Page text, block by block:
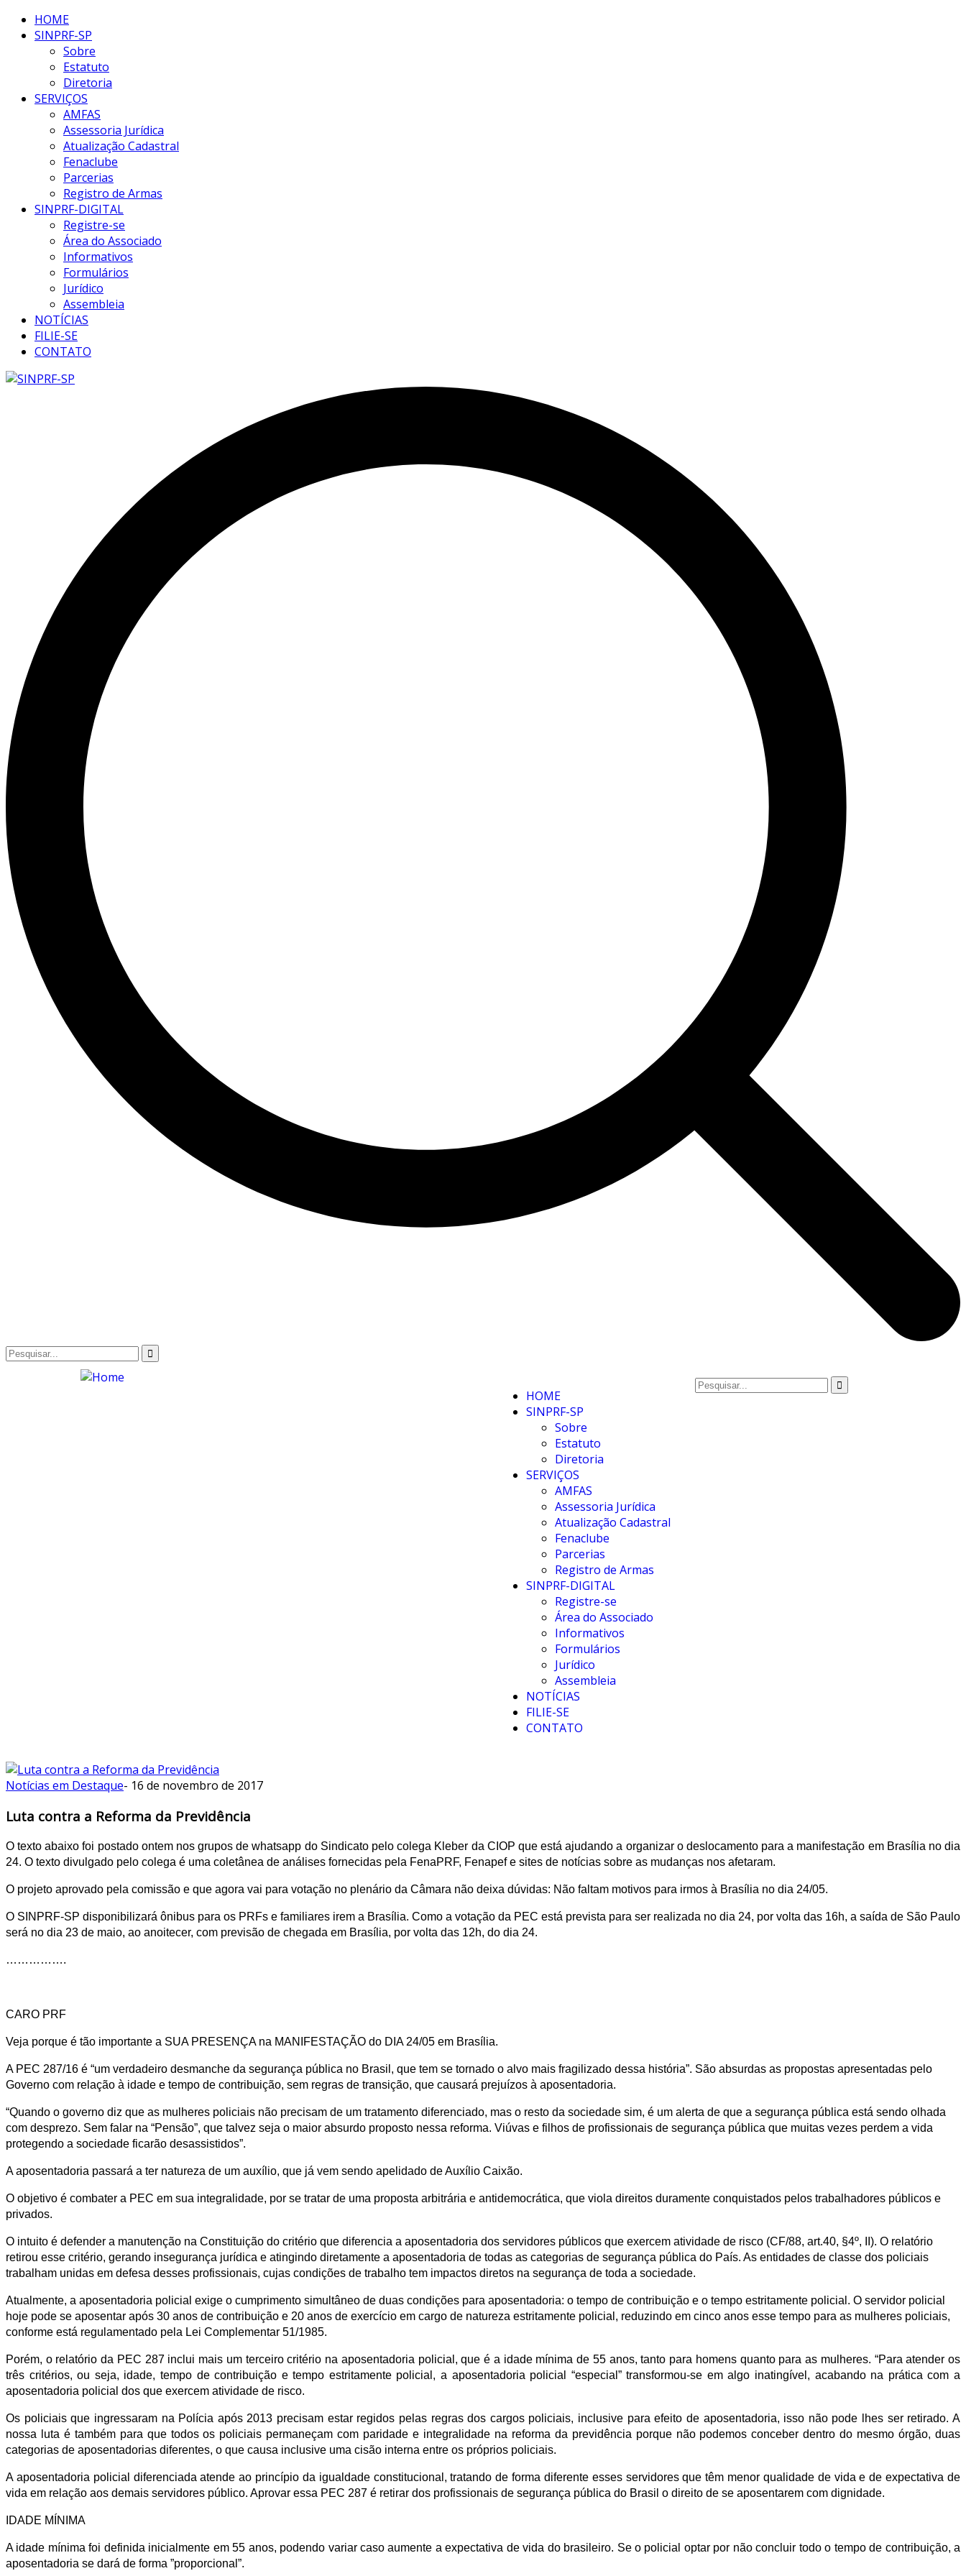
HOME
SINPRF-SP
Sobre
Estatuto
Diretoria
SERVIÇOS
AMFAS
Assessoria Jurídica
Atualização Cadastral
Fenaclube
Parcerias
Registro de Armas
SINPRF-DIGITAL
Registre-se
Área do Associado
Informativos
Formulários
Jurídico
Assembleia
NOTÍCIAS
FILIE-SE
CONTATO
HOME
SINPRF-SP
Sobre
Estatuto
Diretoria
SERVIÇOS
AMFAS
Assessoria Jurídica
Atualização Cadastral
Fenaclube
Parcerias
Registro de Armas
SINPRF-DIGITAL
Registre-se
Área do Associado
Informativos
Formulários
Jurídico
Assembleia
NOTÍCIAS
FILIE-SE
CONTATO
Notícias em Destaque- 16 de novembro de 2017
Luta contra a Reforma da Previdência
O texto abaixo foi postado ontem nos grupos de whatsapp do Sindicato pelo colega Kleber da CIOP que está ajudando a organizar o deslocamento para a manifestação em Brasília no dia
24. O texto divulgado pelo colega é uma coletânea de análises fornecidas pela FenaPRF, Fenapef e sites de notícias sobre as mudanças nos afetaram.
O projeto aprovado pela comissão e que agora vai para votação no plenário da Câmara não deixa dúvidas: Não faltam motivos para irmos à Brasília no dia 24/05.
O SINPRF-SP disponibilizará ônibus para os PRFs e familiares irem a Brasília. Como a votação da PEC está prevista para ser realizada no dia 24, por volta das 16h, a saída de São Paulo
será no dia 23 de maio, ao anoitecer, com previsão de chegada em Brasília, por volta das 12h, do dia 24.
…………….
CARO PRF
Veja porque é tão importante a SUA PRESENÇA na MANIFESTAÇÃO do DIA 24/05 em Brasília.
A PEC 287/16 é “um verdadeiro desmanche da segurança pública no Brasil, que tem se tornado o alvo mais fragilizado dessa história”. São absurdas as propostas apresentadas pelo
Governo com relação à idade e tempo de contribuição, sem regras de transição, que causará prejuízos à aposentadoria.
“Quando o governo diz que as mulheres policiais não precisam de um tratamento diferenciado, mas o resto da sociedade sim, é um alerta de que a segurança pública está sendo olhada
com desprezo. Sem falar na “Pensão”, que talvez seja o maior absurdo proposto nessa reforma. Viúvas e filhos de profissionais de segurança pública que muitas vezes perdem a vida
protegendo a sociedade ficarão desassistidos”.
A aposentadoria passará a ter natureza de um auxílio, que já vem sendo apelidado de Auxílio Caixão.
O objetivo é combater a PEC em sua integralidade, por se tratar de uma proposta arbitrária e antidemocrática, que viola direitos duramente conquistados pelos trabalhadores públicos e
privados.
O intuito é defender a manutenção na Constituição do critério que diferencia a aposentadoria dos servidores públicos que exercem atividade de risco (CF/88, art.40, §4º, II). O relatório
retirou esse critério, gerando insegurança jurídica e atingindo diretamente a aposentadoria de todas as categorias de segurança pública do País. As entidades de classe dos policiais
trabalham unidas em defesa desses profissionais, cujas condições de trabalho tem impactos diretos na segurança de toda a sociedade.
Atualmente, a aposentadoria policial exige o cumprimento simultâneo de duas condições para aposentadoria: o tempo de contribuição e o tempo estritamente policial. O servidor policial
hoje pode se aposentar após 30 anos de contribuição e 20 anos de exercício em cargo de natureza estritamente policial, reduzindo em cinco anos esse tempo para as mulheres policiais,
conforme está regulamentado pela Lei Complementar 51/1985.
Porém, o relatório da PEC 287 inclui mais um terceiro critério na aposentadoria policial, que é a idade mínima de 55 anos, tanto para homens quanto para as mulheres. “Para atender os
três critérios, ou seja, idade, tempo de contribuição e tempo estritamente policial, a aposentadoria policial “especial” transformou-se em algo inatingível, acabando na prática com a
aposentadoria policial dos que exercem atividade de risco.
Os policiais que ingressaram na Polícia após 2013 precisam estar regidos pelas regras dos cargos policiais, inclusive para efeito de aposentadoria, isso não pode lhes ser retirado. A
nossa luta é também para que todos os policiais permaneçam com paridade e integralidade na reforma da previdência porque não podemos conceber dentro do mesmo órgão, duas
categorias de aposentadorias diferentes, o que causa inclusive uma cisão interna entre os próprios policiais.
A aposentadoria policial diferenciada atende ao princípio da igualdade constitucional, tratando de forma diferente esses servidores que têm menor qualidade de vida e de expectativa de
vida em relação aos demais servidores público. Aprovar essa PEC 287 é retirar dos profissionais de segurança pública do Brasil o direito de se aposentarem com dignidade.
IDADE MÍNIMA
A idade mínima foi definida inicialmente em 55 anos, podendo variar caso aumente a expectativa de vida do brasileiro. Se o policial optar por não concluir todo o tempo de contribuição, a
aposentadoria se dará de forma ”proporcional”.